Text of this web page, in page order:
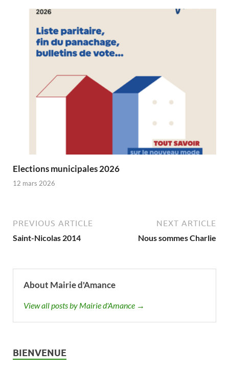
Elections municipales 2026
12 mars 2026
PREVIOUS ARTICLE
Saint-Nicolas 2014
NEXT ARTICLE
Nous sommes Charlie
About Mairie d'Amance
View all posts by Mairie d'Amance →
BIENVENUE